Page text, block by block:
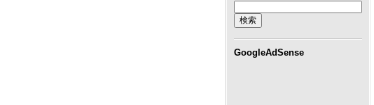
GoogleAdSense